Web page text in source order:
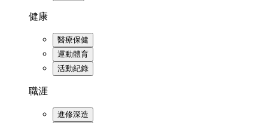
健康
醫療保健
運動體育
活動紀錄
職涯
進修深造